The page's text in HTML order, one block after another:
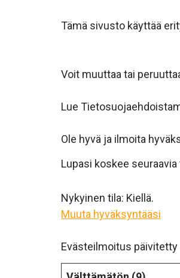
Tämä sivusto käyttää
Voit muuttaa tai
Lue
Ole hyvä ja ilmoita
Lupasi koskee
Nykyinen tila: Kiellä.
Muuta hyväksyntääsi
Evästeilmoitus